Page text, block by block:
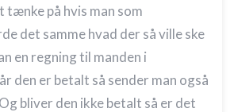
tænke på hvis man som
det samme hvad der så ville ske
en regning til manden i
den er betalt så sender man også
bliver den ikke betalt så er det